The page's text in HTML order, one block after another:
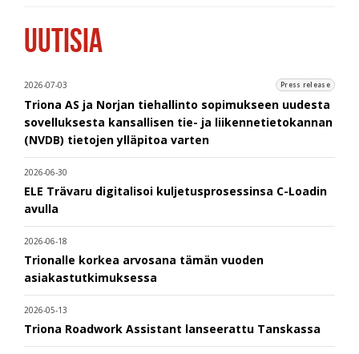
UUTISIA
2026-07-03 Press release
Triona AS ja Norjan tiehallinto sopimukseen uudesta
sovelluksesta kansallisen tie- ja liikennetietokannan
(NVDB) tietojen ylläpitoa varten
2026-06-30
ELE Trävaru digitalisoi kuljetusprosessinsa C-Loadin
avulla
2026-06-18
Trionalle korkea arvosana tämän vuoden
asiakastutkimuksessa
2026-05-13
Triona Roadwork Assistant lanseerattu Tanskassa